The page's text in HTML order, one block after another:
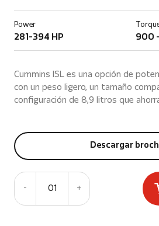
Power
281-394 HP 900
Cummins ISL es una opción de
con un peso ligero, un tamaño
configuración de 8,9 litros que
Descargar
- 01 +